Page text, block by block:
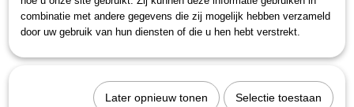
combinatie met andere gegevens die zij mogelijk hebben verzameld
door uw gebruik van hun diensten of die u hen hebt verstrekt.
Later opnieuw tonen Selectie toestaan